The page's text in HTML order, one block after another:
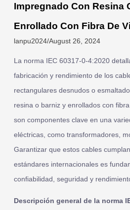
Impregnado Con Resina
Enrollado Con Fibra De
lanpu2024/August 26, 2024
La norma IEC 60317-0-4:2020
fabricación y rendimiento de los
rectangulares desnudos o
resina o barniz y enrollados con
son componentes clave en una
eléctricas, como transformadores,
Garantizar que estos cables
estándares internacionales es
confiabilidad, seguridad y
Descripción general de la norma